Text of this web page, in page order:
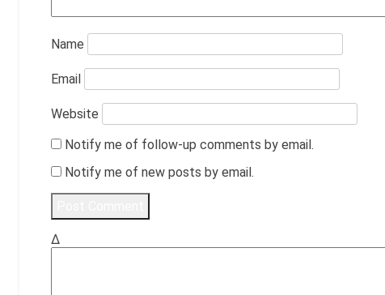
Name
Email
Website
Notify me of follow-up comments by email.
Notify me of new posts by email.
Δ